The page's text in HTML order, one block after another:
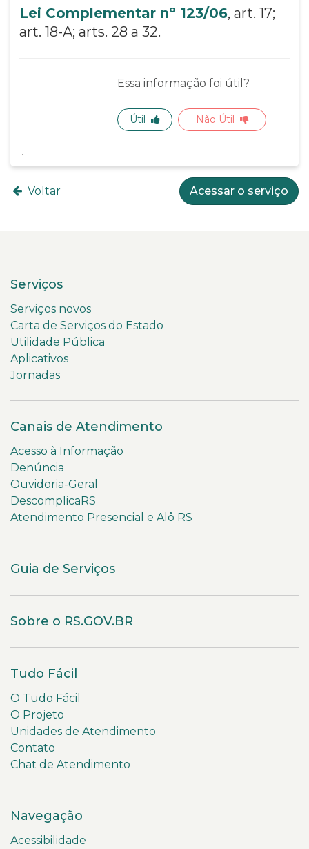
Lei Complementar nº 123/06, art. 17;
art. 18-A; arts. 28 a 32.
Essa informação foi útil?
Útil Não Útil
Voltar Acessar o serviço
Serviços
Serviços novos
Carta de Serviços do Estado
Utilidade Pública
Aplicativos
Jornadas
Canais de Atendimento
Acesso à Informação
Denúncia
Ouvidoria-Geral
DescomplicaRS
Atendimento Presencial e Alô RS
Guia de Serviços
Sobre o RS.GOV.BR
Tudo Fácil
O Tudo Fácil
O Projeto
Unidades de Atendimento
Contato
Chat de Atendimento
Navegação
Acessibilidade